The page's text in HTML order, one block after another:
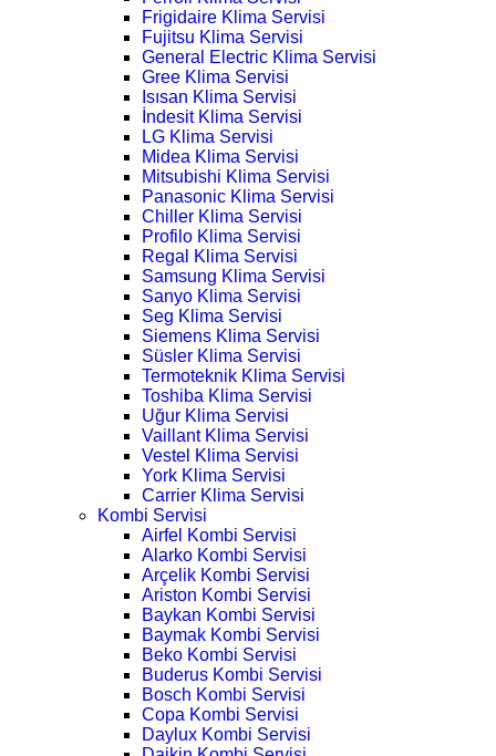
Frigidaire Klima Servisi
Fujitsu Klima Servisi
General Electric Klima Servisi
Gree Klima Servisi
Isısan Klima Servisi
İndesit Klima Servisi
LG Klima Servisi
Midea Klima Servisi
Mitsubishi Klima Servisi
Panasonic Klima Servisi
Chiller Klima Servisi
Profilo Klima Servisi
Regal Klima Servisi
Samsung Klima Servisi
Sanyo Klima Servisi
Seg Klima Servisi
Siemens Klima Servisi
Süsler Klima Servisi
Termoteknik Klima Servisi
Toshiba Klima Servisi
Uğur Klima Servisi
Vaillant Klima Servisi
Vestel Klima Servisi
York Klima Servisi
Carrier Klima Servisi
Kombi Servisi
Airfel Kombi Servisi
Alarko Kombi Servisi
Arçelik Kombi Servisi
Ariston Kombi Servisi
Baykan Kombi Servisi
Baymak Kombi Servisi
Beko Kombi Servisi
Buderus Kombi Servisi
Bosch Kombi Servisi
Copa Kombi Servisi
Daylux Kombi Servisi